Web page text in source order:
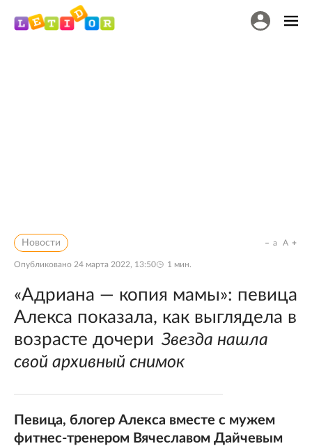
Новости
Опубликовано 24 марта 2022, 13:50 1 мин.
a A
«Адриана — копия мамы»: певица
Алекса показала, как выглядела в
возрасте дочери Звезда нашла
свой архивный снимок
Певица, блогер Алекса вместе с мужем
фитнес-тренером Вячеславом Дайчевым